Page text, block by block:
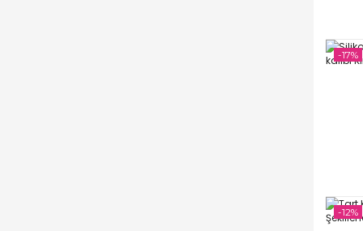
-17%
-12%